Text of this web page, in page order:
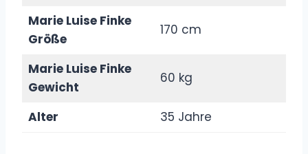
Marie Luise Finke
Größe
170 cm
Marie Luise Finke
Gewicht
60 kg
Alter 35 Jahre